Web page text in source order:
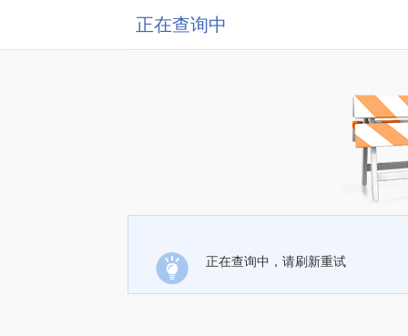
正在查询中
正在查询中，请刷新重试